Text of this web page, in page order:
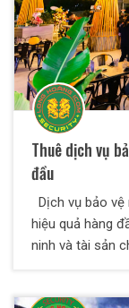
Thuê dịch vụ
đầu
Dịch vụ bảo
hiệu quả hàng
ninh và tài sản